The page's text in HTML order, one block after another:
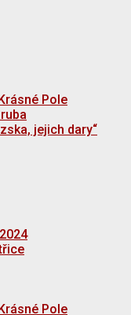
Pole
jejich dary“
Pole